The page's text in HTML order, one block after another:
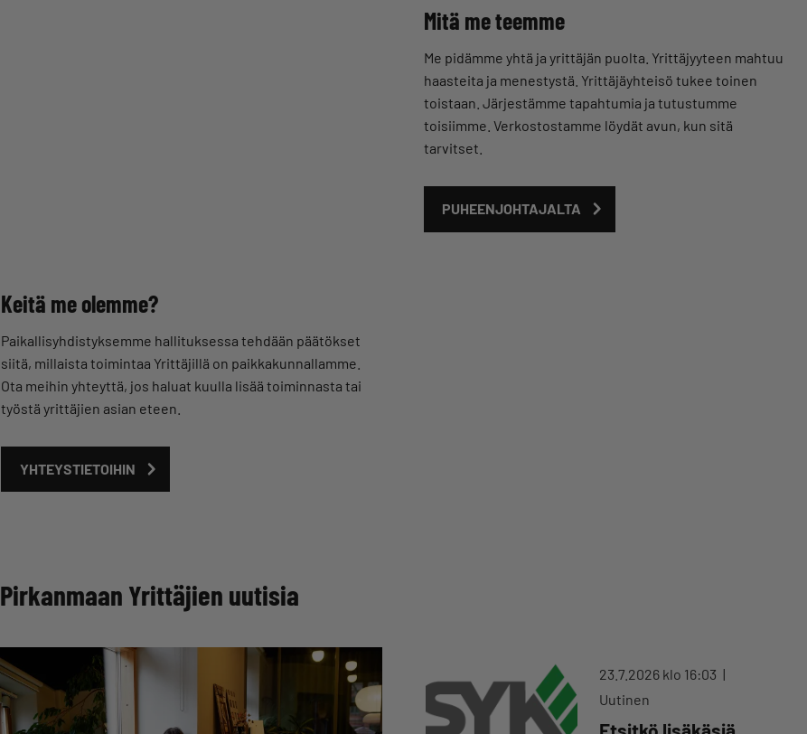
Mitä me teemme
Me pidämme yhtä ja yrittäjän puolta. Yrittäjyyteen mahtuu
haasteita ja menestystä. Yrittäjäyhteisö tukee toinen
toistaan. Järjestämme tapahtumia ja tutustumme
toisiimme. Verkostostamme löydät avun, kun sitä
tarvitset.
PUHEENJOHTAJALTA
Keitä me olemme?
Paikallisyhdistyksemme hallituksessa tehdään päätökset
siitä, millaista toimintaa Yrittäjillä on paikkakunnallamme.
Ota meihin yhteyttä, jos haluat kuulla lisää toiminnasta tai
työstä yrittäjien asian eteen.
YHTEYSTIETOIHIN
Pirkanmaan Yrittäjien uutisia
23.7.2026 klo 16:03
Uutinen